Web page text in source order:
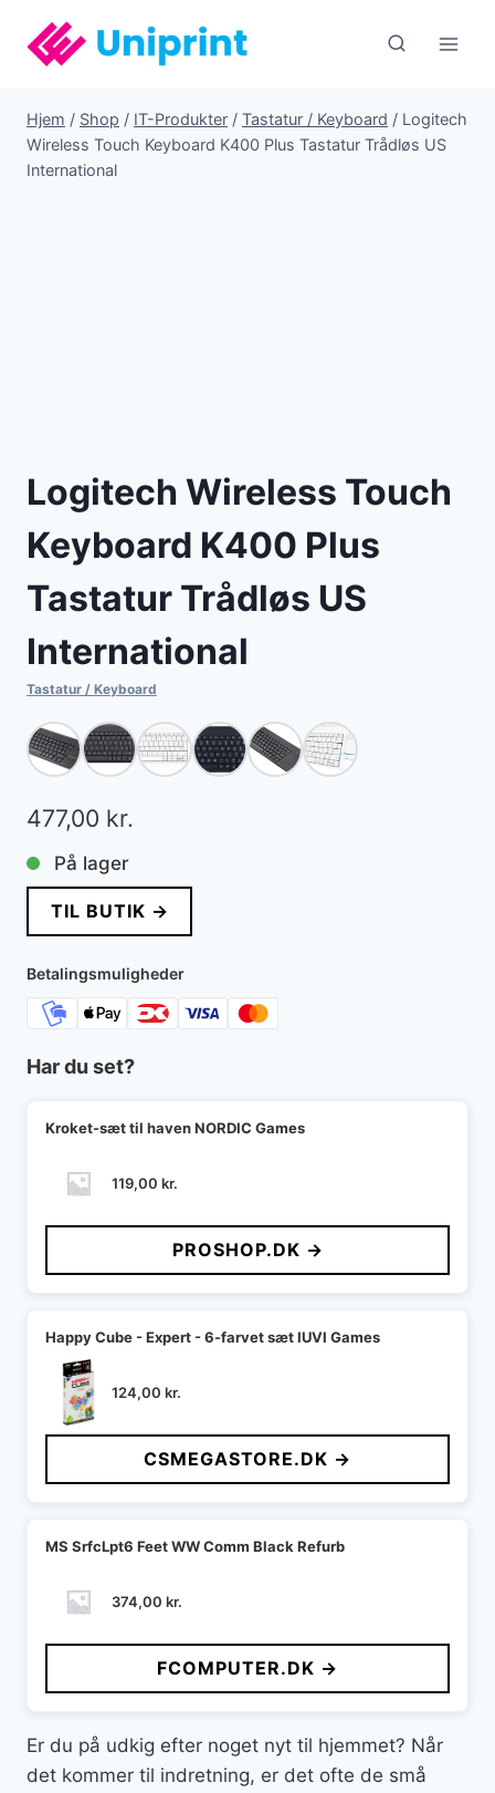
indhold
Hjem / Shop / IT-Produkter / Tastatur / Keyboard / Logitech
Wireless Touch Keyboard K400 Plus Tastatur Trådløs US
International
Logitech Wireless Touch
Keyboard K400 Plus
Tastatur Trådløs US
International
Tastatur / Keyboard
477,00 kr.
På lager
TIL BUTIK →
Betalingsmuligheder
Har du set?
Kroket-sæt til haven NORDIC Games
119,00 kr.
PROSHOP.DK →
Happy Cube - Expert - 6-farvet sæt IUVI Games
124,00 kr.
CSMEGASTORE.DK →
MS SrfcLpt6 Feet WW Comm Black Refurb
374,00 kr.
FCOMPUTER.DK →
Er du på udkig efter noget nyt til hjemmet? Når
det kommer til indretning, er det ofte de små